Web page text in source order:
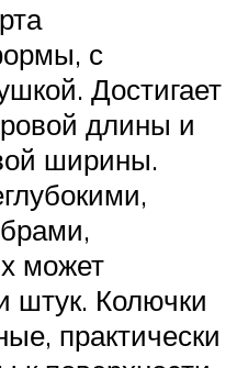
с
Достигает
длины и
ширины.
может
штук. Колючки
практически